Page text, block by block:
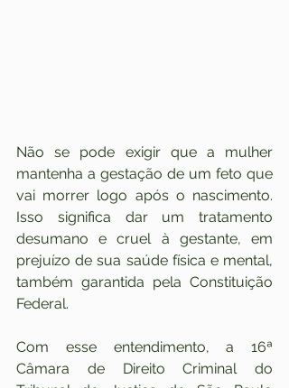
Não se pode exigir que a mulher
mantenha a gestação de um feto que
vai morrer logo após o nascimento.
Isso significa dar um tratamento
desumano e cruel à gestante, em
prejuízo de sua saúde física e mental,
também garantida pela Constituição
Federal.
Com esse entendimento, a 16ª
Câmara de Direito Criminal do